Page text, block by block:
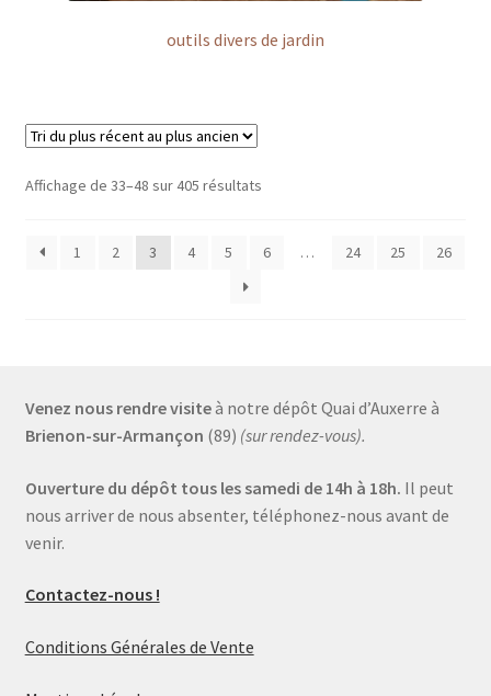
outils divers de jardin
Affichage de 33–48 sur 405 résultats
1 2 3 4 5 6 … 24 25 26
Venez nous rendre visiteà notre dépôt Quai d’Auxerre à
Brienon-sur-Armançon (89) (sur rendez-vous).
Ouverture du dépôt tous les samedi de 14h à 18h. Il peut
nous arriver de nous absenter, téléphonez-nous avant de
venir.
Contactez-nous !
Conditions Générales de Vente